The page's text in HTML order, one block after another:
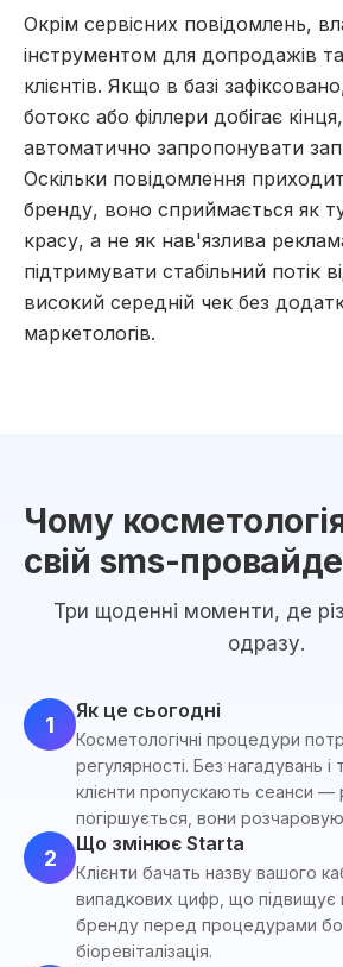
Окрім сервісних повідомлень,
інструментом для допродажів
клієнтів. Якщо в базі
ботокс або філлери добігає
автоматично запропонувати
Оскільки повідомлення
бренду, воно сприймається як
красу, а не як нав'язлива
підтримувати стабільний потік
високий середній чек без
маркетологів.
Чому
свій sms-
Три щоденні моменти, де
одразу.
1
Як це сьогодні
Косметологічні процедури
регулярності. Без нагадувань і
клієнти пропускають сеанси —
погіршується, вони
2
Що змінює Starta
Клієнти бачать назву вашого
випадкових цифр, що підвищує
бренду перед процедурами
біоревіталізація.